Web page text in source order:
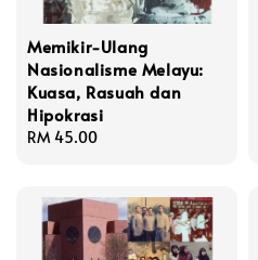
Memikir-Ulang
Nasionalisme Melayu:
Kuasa, Rasuah dan
Hipokrasi
Regular
RM 45.00